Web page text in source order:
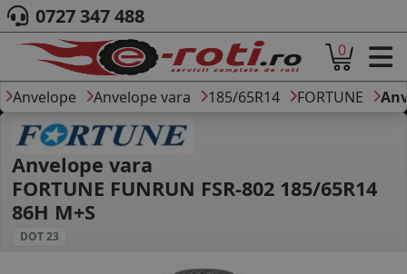
ACASA
DESPRE NOI
ANVELOPE
AUTO
CAMION
MOTO
PRODUCATORI ANVELOPE
0727 347 488
0
Anvelope Anvelope vara 185/65R14 FORTUNE
Anvelope vara
FORTUNE FUNRUN FSR-802 185/65R14
86H M+S
DOT 23